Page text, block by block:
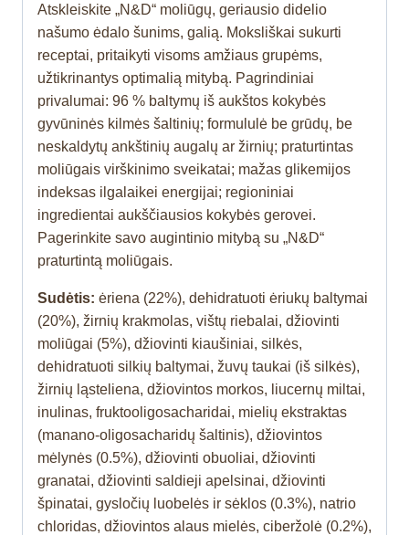
Atskleiskite „N&D“ moliūgų, geriausio didelio
našumo ėdalo šunims, galią. Moksliškai sukurti
receptai, pritaikyti visoms amžiaus grupėms,
užtikrinantys optimalią mitybą. Pagrindiniai
privalumai: 96 % baltymų iš aukštos kokybės
gyvūninės kilmės šaltinių; formululė be grūdų, be
neskaldytų ankštinių augalų ar žirnių; praturtintas
moliūgais virškinimo sveikatai; mažas glikemijos
indeksas ilgalaikei energijai; regioniniai
ingredientai aukščiausios kokybės gerovei.
Pagerinkite savo augintinio mitybą su „N&D“
praturtintą moliūgais.
Sudėtis: ėriena (22%), dehidratuoti ėriukų baltymai
(20%), žirnių krakmolas, vištų riebalai, džiovinti
moliūgai (5%), džiovinti kiaušiniai, silkės,
dehidratuoti silkių baltymai, žuvų taukai (iš silkės),
žirnių ląsteliena, džiovintos morkos, liucernų miltai,
inulinas, fruktooligosacharidai, mielių ekstraktas
(manano-oligosacharidų šaltinis), džiovintos
mėlynės (0.5%), džiovinti obuoliai, džiovinti
granatai, džiovinti saldieji apelsinai, džiovinti
špinatai, gysločių luobelės ir sėklos (0.3%), natrio
chloridas, džiovintos alaus mielės, ciberžolė (0.2%),